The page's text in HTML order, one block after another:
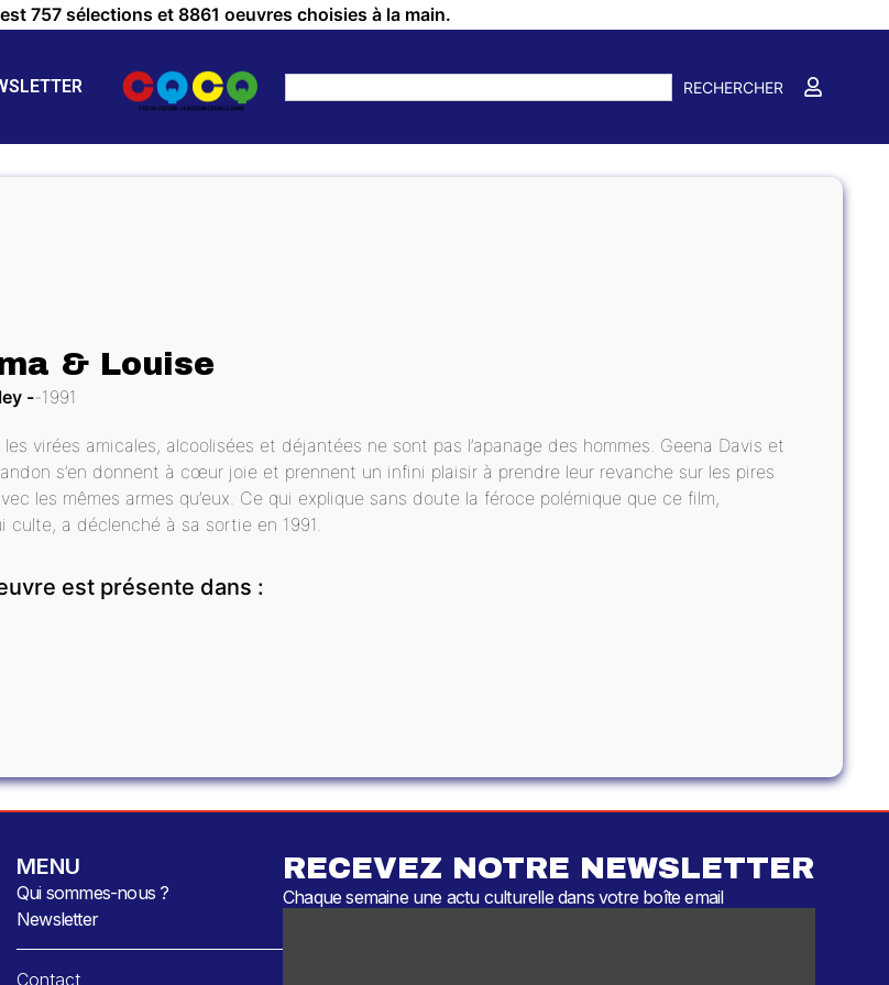
757 sélections et 8861 oeuvres choisies à la main.
RECHERCHER
& Louise
1991
les virées amicales, alcoolisées et déjantées ne sont pas l’apanage des hommes. Geena Davis et
s’en donnent à cœur joie et prennent un infini plaisir à prendre leur revanche sur les pires
les mêmes armes qu’eux. Ce qui explique sans doute la féroce polémique que ce film,
culte, a déclenché à sa sortie en 1991.
est présente dans :
MENU
Qui sommes-nous ?
Newsletter
Contact
RECEVEZ NOTRE NEWSLETTER
Chaque semaine une actu culturelle dans votre boîte email